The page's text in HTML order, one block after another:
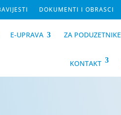
DOKUMENTI I OBRASCI
E-UPRAVA ZA PODUZETNIKE
KONTAKT